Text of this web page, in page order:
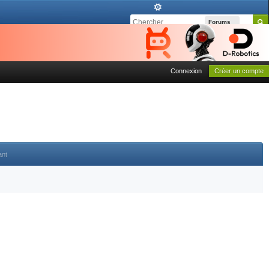
Forums
Connexion Créer un compte